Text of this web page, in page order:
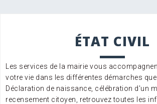
ÉTAT CIVIL
Les services de la mairie vous
votre vie dans les différentes démarches
Déclaration de naissance, célébration d'un
recensement citoyen, retrouvez toutes les